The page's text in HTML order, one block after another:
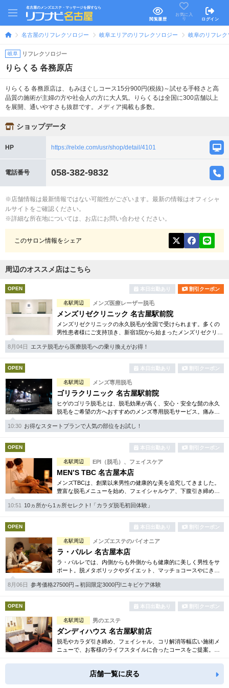
名古屋のメンズエステ・マッサージを探すなら
閲覧履歴
お気に入
り
ログイン
名古屋のリフレクソロジー 岐阜エリアのリフレクソロジー 岐阜のリフレク
岐阜 リフレクソロジー
りらくる 各務原店
りらくる 各務原店は、もみほぐしコース15分900円(税抜)～試せる手軽さと高
品質の施術が主婦の方や社会人の方に大人気。りらくるは全国に300店舗以上
を展開、通いやすさも抜群です。メディア掲載も多数。
ショップデータ
HP https://relxle.com/usr/shop/detail/4101
電話番号 058-382-9832
※店舗情報は最新情報ではない可能性がございます。最新の情報はオフィシャ
ルサイトをご確認ください。
※詳細な所在地については、お店にお問い合わせください。
このサロン情報をシェア
周辺のオススメ店はこちら
OPEN 本日出勤あり 割引クーポン
名駅周辺 メンズ医療レーザー脱毛
メンズリゼクリニック 名古屋駅前院
メンズリゼクリニックの永久脱毛が全国で受けられます。多くの
男性患者様にご支持頂き、新宿1院から始まったメンズリゼクリニ
ックが、現在では提携院含め全国10院を展開するクリニックにな
りました。
8月04日 エステ脱毛から医療脱毛への乗り換えがお得！
OPEN 本日出勤あり 割引クーポン
名駅周辺 メンズ専用脱毛
ゴリラクリニック 名古屋駅前院
ヒゲのゴリラ脱毛とは、脱毛効果が高く、安心・安全な髭の永久
脱毛をご希望の方へおすすめのメンズ専用脱毛サービス。痛みに
弱い方には医療用麻酔を3種ご用意、医療認可の脱毛機のみを使
用。スキンケアも万全です。
10:30 お得なスタートプランで人気の部位をお試し！
OPEN 本日出勤あり 割引クーポン
名駅周辺 EPI（脱毛）、フェイスケア
MEN’S TBC 名古屋本店
メンズTBCは、創業以来男性の健康的な美を追究してきました。
豊富な脱毛メニューを始め、フェイシャルケア、下腹引き締め
等、各種お得な体験コースを取り揃えています。選べる種類の多
さで初めての方も安心です。
10:51 10ヵ所から1ヵ所セレクト!「カラダ脱毛初回体験」
OPEN 本日出勤あり 割引クーポン
名駅周辺 メンズエステのパイオニア
ラ・パルレ 名古屋本店
ラ・パルレでは、内側からも外側からも健康的に美しく男性をサ
ポート。脱メタボリックやダイエット、マッチョコースやにきび
内外コース、アロマトリートメント等多彩なメニューをご用意。
お得な体験コースも多数！
8月06日 参考価格27500円→初回限定3000円!ニキビケア体験
OPEN 本日出勤あり 割引クーポン
名駅周辺 男のエステ
ダンディハウス 名古屋駅前店
脱毛やカラダ引き締め、フェイシャル、コリ解消等幅広い施術メ
ニューで、お客様のライフスタイルに合ったコースをご提案。各
店舗一覧に戻る